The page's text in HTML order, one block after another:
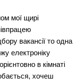
мої щирі
вакансії то одна
електроніку
в кімнаті
хочеш